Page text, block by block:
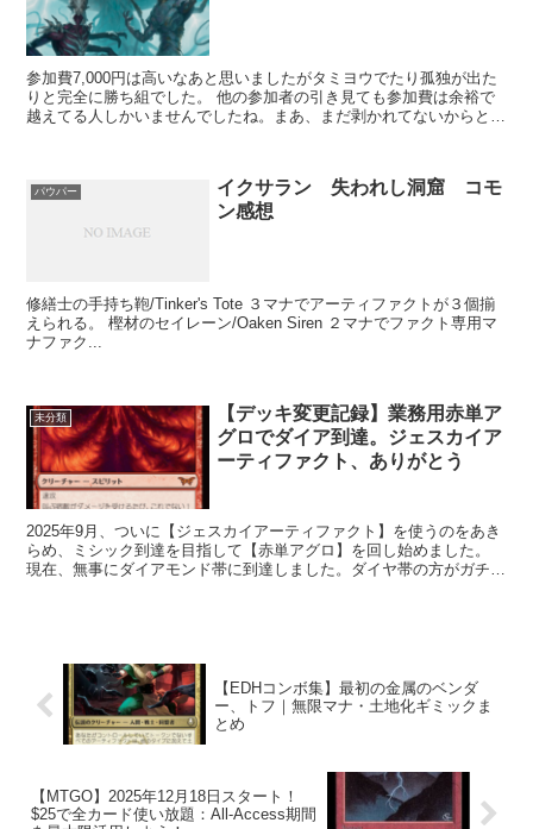
参加費7,000円は高いなあと思いましたがタミヨウでたり孤独が出た
りと完全に勝ち組でした。 他の参加者の引き見ても参加費は余裕で
越えてる人しかいませんでしたね。まあ、まだ剥かれてないからとい
パウパー
イクサラン 失われし洞窟 コモ
ン感想
修繕士の手持ち鞄/Tinker's Tote ３マナでアーティファクトが３個揃
えられる。 樫材のセイレーン/Oaken Siren ２マナでファクト専用マ
ナファク...
未分類
【デッキ変更記録】業務用赤単ア
グロでダイア到達。ジェスカイア
ーティファクト、ありがとう
2025年9月、ついに【ジェスカイアーティファクト】を使うのをあき
らめ、ミシック到達を目指して【赤単アグロ】を回し始めました。
現在、無事にダイアモンド帯に到達しました。ダイヤ帯の方がガチデ
【EDHコンボ集】最初の金属のベンダ
ー、トフ｜無限マナ・土地化ギミックま
とめ
【MTGO】2025年12月18日スタート！
$25で全カード使い放題：All-Access期間